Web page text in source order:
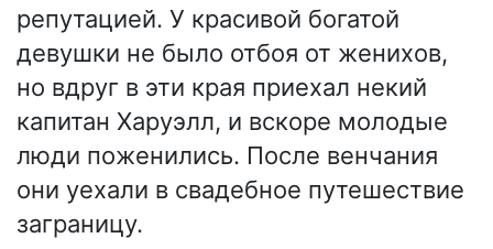
репутацией. У красивой богатой
девушки не было отбоя от женихов,
но вдруг в эти края приехал некий
капитан Харуэлл, и вскоре молодые
люди поженились. После венчания
они уехали в свадебное путешествие
заграницу.